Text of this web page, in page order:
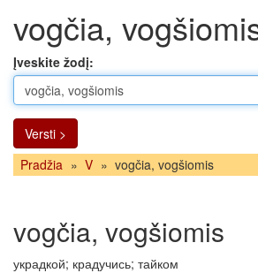
vogčia,
Įveskite žodį:
Versti >
Pradžia » V » vogčia, vogšiomis
vogčia, vogšiomis
украдкой; крадучись; тайком